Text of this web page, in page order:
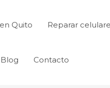
Quito Reparar
Blog Contacto